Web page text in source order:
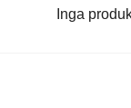
Inga